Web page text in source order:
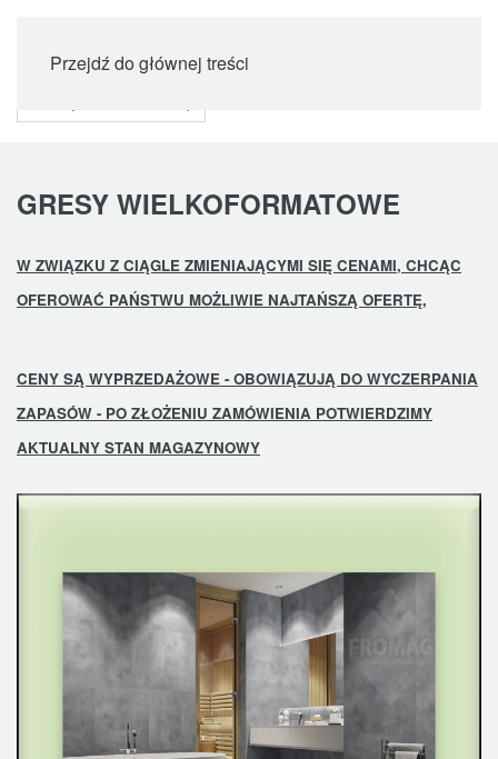
Przejdź do głównej treści
GRESY WIELKOFORMATOWE
W ZWIĄZKU Z CIĄGLE ZMIENIAJĄCYMI SIĘ CENAMI, CHCĄC
OFEROWAĆ PAŃSTWU MOŻLIWIE NAJTAŃSZĄ OFERTĘ,
CENY SĄ WYPRZEDAŻOWE - OBOWIĄZUJĄ DO WYCZERPANIA
ZAPASÓW - PO ZŁOŻENIU ZAMÓWIENIA POTWIERDZIMY
AKTUALNY STAN MAGAZYNOWY